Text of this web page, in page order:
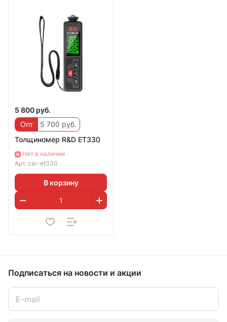
5 800 руб.
Опт
5 700 руб.
Толщиномер R&D ET330
Нет в наличии
Арт. car-et330
В корзину
Подписаться на новости и акции